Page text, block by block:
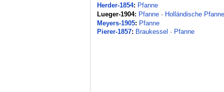
Herder-1854: Pfanne
Lueger-1904: Pfanne · Holländische Pfanne
Meyers-1905: Pfanne
Pierer-1857: Braukessel · Pfanne